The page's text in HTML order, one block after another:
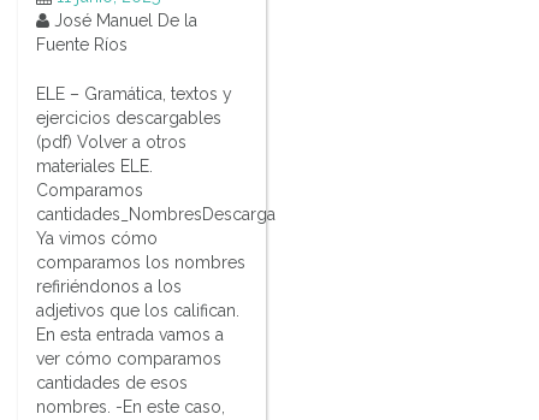
José Manuel De la
Fuente Ríos
ELE – Gramática, textos y
ejercicios descargables
(pdf) Volver a otros
materiales ELE.
Comparamos
cantidades_NombresDescarga
Ya vimos cómo
comparamos los nombres
refiriéndonos a los
adjetivos que los califican.
En esta entrada vamos a
ver cómo comparamos
cantidades de esos
nombres. -En este caso,